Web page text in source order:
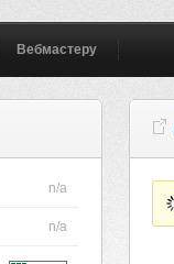
Вебмастеру
n/a
n/a